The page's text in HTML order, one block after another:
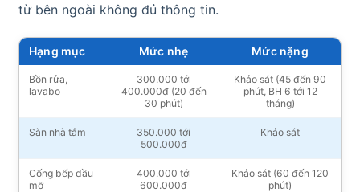
từ bên ngoài không đủ thông tin.
Hạng mục Mức nhẹ Mức nặng
Bồn rửa,
lavabo
300.000 tới
400.000đ (20 đến
30 phút)
Khảo sát (45 đến 90
phút, BH 6 tới 12
tháng)
Sàn nhà tắm
350.000 tới
500.000đ
Khảo sát
Cống bếp dầu
mỡ
400.000 tới
600.000đ
Khảo sát (60 đến 120
phút)